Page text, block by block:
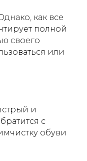
как все
полной
своего
или
и
с
обуви